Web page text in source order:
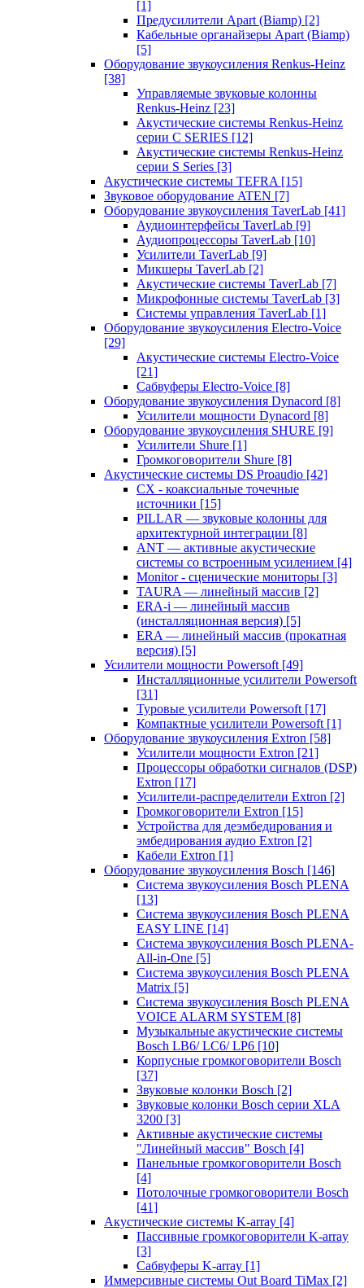
[1]
Предусилители Apart (Biamp) [2]
Кабельные органайзеры Apart (Biamp)
[5]
Оборудование звукоусиления Renkus-Heinz
[38]
Управляемые звуковые колонны
Renkus-Heinz [23]
Акустические системы Renkus-Heinz
серии C SERIES [12]
Акустические системы Renkus-Heinz
серии S Series [3]
Акустические системы TEFRA [15]
Звуковое оборудование ATEN [7]
Оборудование звукоусиления TaverLab [41]
Аудиоинтерфейсы TaverLab [9]
Аудиопроцессоры TaverLab [10]
Усилители TaverLab [9]
Микшеры TaverLab [2]
Акустические системы TaverLab [7]
Микрофонные системы TaverLab [3]
Системы управления TaverLab [1]
Оборудование звукоусиления Electro-Voice
[29]
Акустические системы Electro-Voice
[21]
Сабвуферы Electro-Voice [8]
Оборудование звукоусиления Dynacord [8]
Усилители мощности Dynacord [8]
Оборудование звукоусиления SHURE [9]
Усилители Shure [1]
Громкоговорители Shure [8]
Акустические системы DS Proaudio [42]
CX - коаксиальные точечные
источники [15]
PILLAR — звуковые колонны для
архитектурной интеграции [8]
ANT — активные акустические
системы со встроенным усилением [4]
Monitor - сценические мониторы [3]
TAURA — линейный массив [2]
ERA-i — линейный массив
(инсталляционная версия) [5]
ERA — линейный массив (прокатная
версия) [5]
Усилители мощности Powersoft [49]
Инсталляционные усилители Powersoft
[31]
Туровые усилители Powersoft [17]
Компактные усилители Powersoft [1]
Оборудование звукоусиления Extron [58]
Усилители мощности Extron [21]
Процессоры обработки сигналов (DSP)
Extron [17]
Усилители-распределители Extron [2]
Громкоговорители Extron [15]
Устройства для деэмбедирования и
эмбедирования аудио Extron [2]
Кабели Extron [1]
Оборудование звукоусиления Bosch [146]
Система звукоусиления Bosch PLENA
[13]
Система звукоусиления Bosch PLENA
EASY LINE [14]
Система звукоусиления Bosch PLENA-
All-in-One [5]
Система звукоусиления Bosch PLENA
Matrix [5]
Система звукоусиления Bosch PLENA
VOICE ALARM SYSTEM [8]
Музыкальные акустические системы
Bosch LB6/ LC6/ LP6 [10]
Корпусные громкоговорители Bosch
[37]
Звуковые колонки Bosch [2]
Звуковые колонки Bosch серии XLA
3200 [3]
Активные акустические системы
"Линейный массив" Bosch [4]
Панельные громкоговорители Bosch
[4]
Потолочные громкоговорители Bosch
[41]
Акустические системы K-array [4]
Пассивные громкоговорители K-array
[3]
Сабвуферы K-array [1]
Иммерсивные системы Out Board TiMax [2]